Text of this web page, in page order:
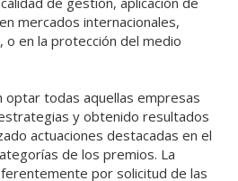
mercados internacionales,
en la protección del medio
todas aquellas empresas
y obtenido resultados
actuaciones destacadas en el
de los premios. La
por solicitud de las